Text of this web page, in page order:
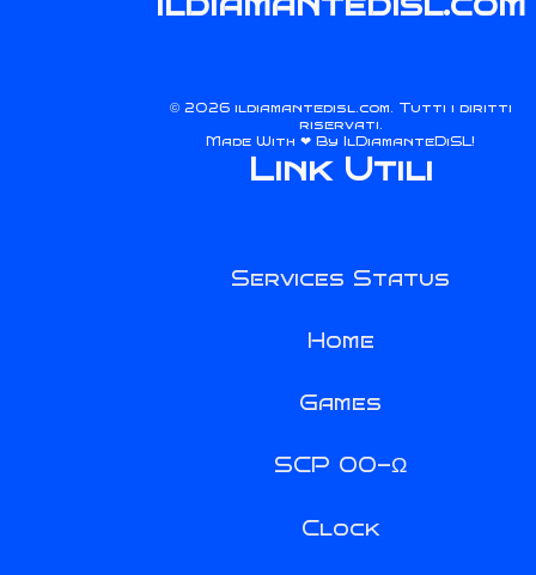
©2026 ildiamantedisl.com. Tutti i diritti
riservati.
Made With ❤ ByIlDiamanteDiSL!
Link Utili
Services Status
Home
Games
SCP 00-Ω
Clock